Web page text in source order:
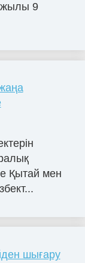
9
Қытай мен
шығару